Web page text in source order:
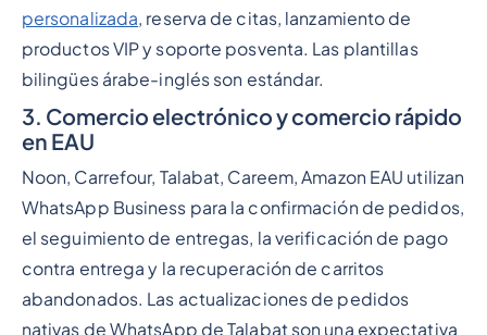
personalizada, reserva de citas, lanzamiento de
productos VIP y soporte posventa. Las plantillas
bilingües árabe-inglés son estándar.
3. Comercio electrónico y comercio rápido
en EAU
Noon, Carrefour, Talabat, Careem, Amazon EAU utilizan
WhatsApp Business para la confirmación de pedidos,
el seguimiento de entregas, la verificación de pago
contra entrega y la recuperación de carritos
abandonados. Las actualizaciones de pedidos
nativas de WhatsApp de Talabat son una expectativa